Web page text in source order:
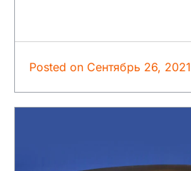
Posted on Сентябрь 26, 2021